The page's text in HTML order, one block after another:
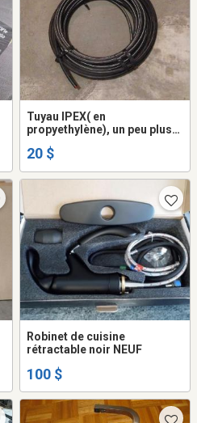
Tuyau IPEX( en
propyethylène), un peu plus
20 $
Robinet de cuisine
rétractable noir NEUF
100 $